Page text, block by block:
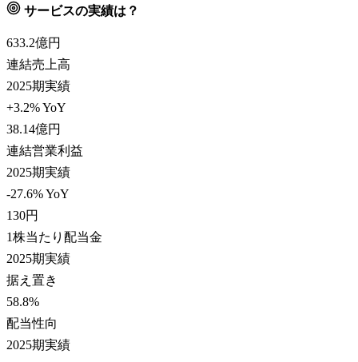
サービスの実績は？
633.2億円
連結売上高
2025期実績
+3.2% YoY
38.14億円
連結営業利益
2025期実績
-27.6% YoY
130円
1株当たり配当金
2025期実績
据え置き
58.8%
配当性向
2025期実績